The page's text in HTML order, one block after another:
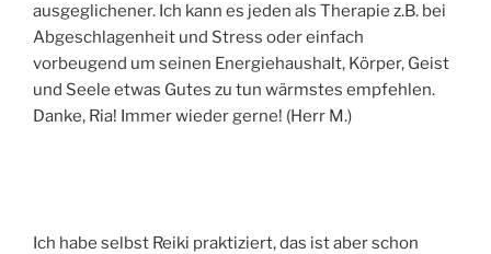
ausgeglichener. Ich kann es jeden als Therapie z.B. bei
Abgeschlagenheit und Stress oder einfach
vorbeugend um seinen Energiehaushalt, Körper, Geist
und Seele etwas Gutes zu tun wärmstes empfehlen.
Danke, Ria! Immer wieder gerne! (Herr M.)
Ich habe selbst Reiki praktiziert, das ist aber schon